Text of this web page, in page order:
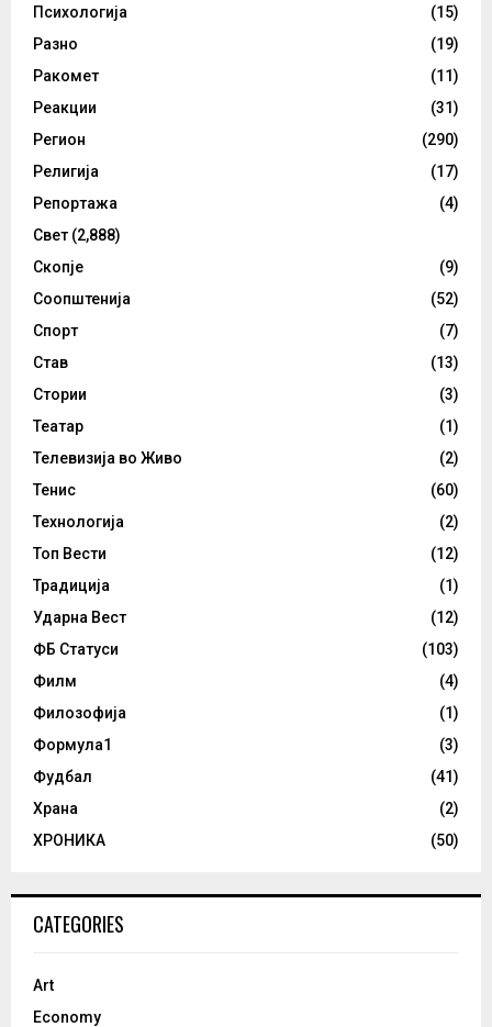
Психологија
(15)
Разно
(19)
Ракомет
(11)
Реакции
(31)
Регион
(290)
Религија
(17)
Репортажа
(4)
Свет (2,888)
Скопје
(9)
Соопштенија
(52)
Спорт
(7)
Став
(13)
Стории
(3)
Театар
(1)
Телевизија во Живо
(2)
Тенис
(60)
Технологија
(2)
Топ Вести
(12)
Традиција
(1)
Ударна Вест
(12)
ФБ Статуси
(103)
Филм
(4)
Филозофија
(1)
Формула1
(3)
Фудбал
(41)
Храна
(2)
ХРОНИКА
(50)
CATEGORIES
Art
Economy